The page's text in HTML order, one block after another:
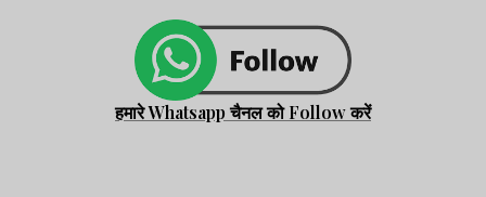
हमारे Whatsapp चैनल को Follow करें